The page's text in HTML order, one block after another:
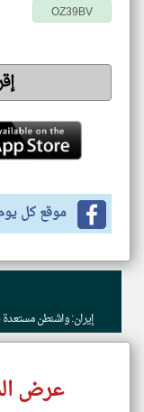
OZ39BV
موقع كل
إيران: واشنطن مستعدة
عرض